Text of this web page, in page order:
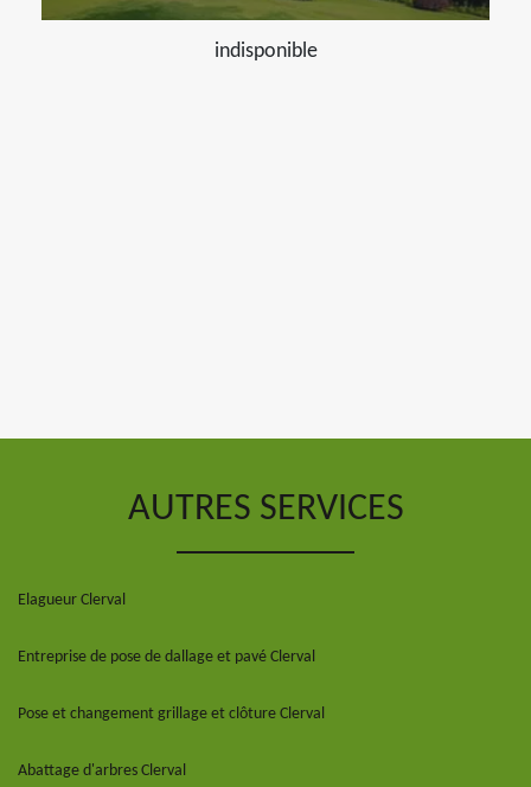
indisponible
AUTRES SERVICES
Elagueur Clerval
Entreprise de pose de dallage et pavé Clerval
Pose et changement grillage et clôture Clerval
Abattage d'arbres Clerval